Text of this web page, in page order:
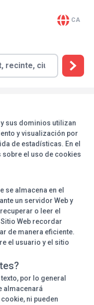
CA
y sus dominios utilizan
y visualización por
de estadísticas. En el
el uso de cookies
se almacena en el
un servidor Web y
o leer el
Web recordar
de manera eficiente.
el usuario y el sitio
por lo general
almacenará
ni pueden